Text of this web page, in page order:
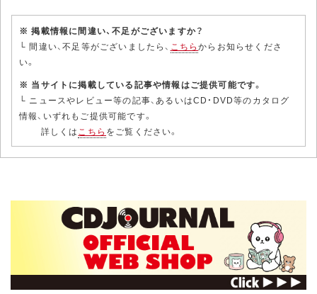
※ 掲載情報に間違い、不足がございますか？
└ 間違い、不足等がございましたら、 こちらからお知らせくださ
い。
※ 当サイトに掲載している記事や情報はご提供可能です。
└ ニュースやレビュー等の記事、あるいはCD・DVD等のカタログ
情報、いずれもご提供可能です。
詳しくはこちら をご覧ください。